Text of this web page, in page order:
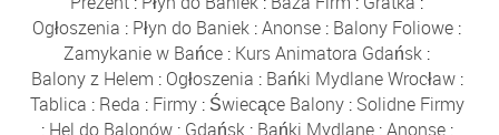
Ogłoszenia : Płyn do Baniek :Anonse : Balony Foliowe :
Zamykanie w Bańce : Kurs Animatora Gdańsk :
Balony z Helem : Ogłoszenia : Bańki Mydlane Wrocław:
Tablica : Reda : Firmy: Świecące Balony: Solidne Firmy
: Hel do Balonów: Gdańsk: Bańki Mydlane:Anonse: